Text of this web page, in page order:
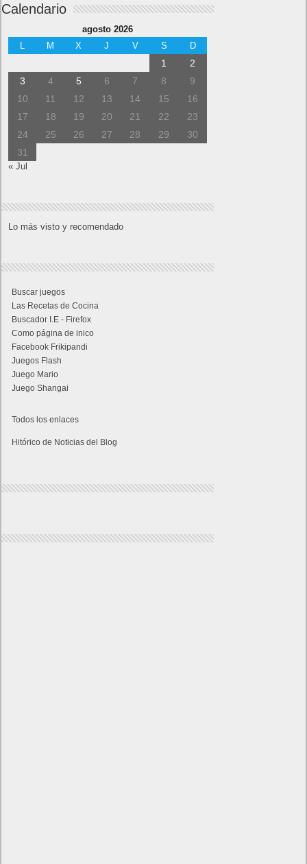
Calendario
agosto 2026
M X J V S D
1
2
3
4 5 6 7 8
9
10
11 12 13 14 15
16
17
18 19 20 21 22
23
24
25 26 27 28 29
30
31
« Jul
Lo más visto y recomendado
Buscar juegos
Las Recetas de Cocina
Buscador I.E - Firefox
Como página de inico
Facebook Frikipandi
Juegos Flash
Juego Mario
Juego Shangai
Todos los enlaces
Hitórico de Noticias del Blog